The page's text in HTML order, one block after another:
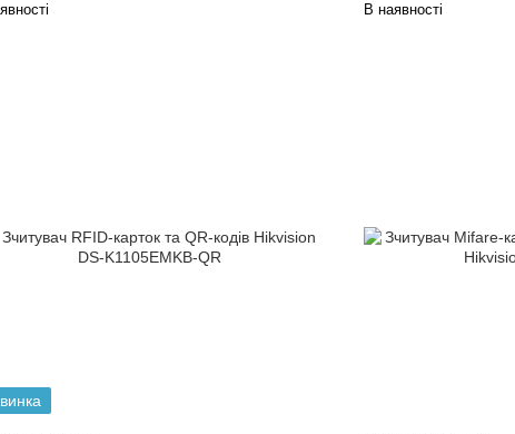
В наявності